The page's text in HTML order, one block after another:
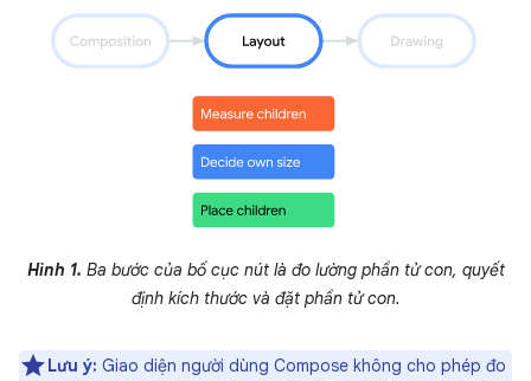
Hình 1. Ba bước của bố cục nút là đo lường phần tử con, quyết
định kích thước và đặt phần tử con.
Lưu ý: Giao diện người dùng Compose không cho phép đo